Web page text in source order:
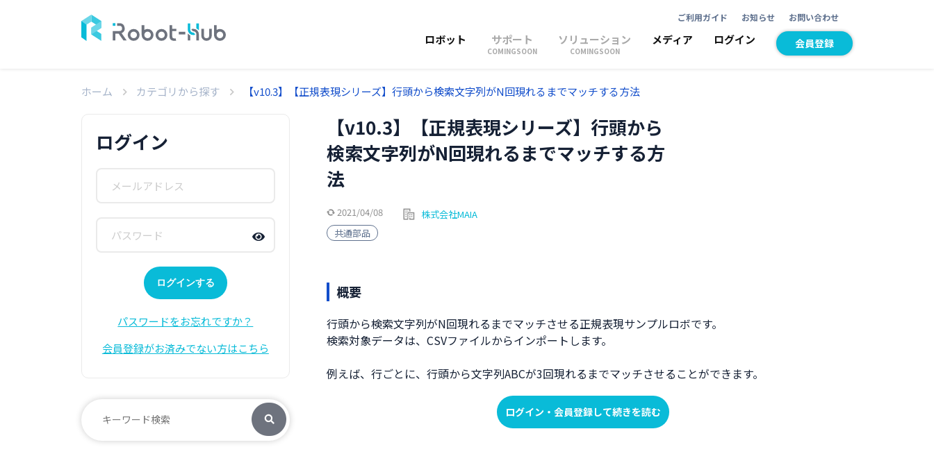
会員登録
ご利用ガイド お知らせ お問い合わせ
ロボット サポート
COMINGSOON
ソリューション
COMINGSOON
メディア ログイン
ホーム カテゴリから探す 【v10.3】【正規表現シリーズ】行頭から検索文字列がN回現れるまでマッチする方法
【v10.3】【正規表現シリーズ】行頭から
検索文字列がN回現れるまでマッチする方
法
2021/04/08
株式会社MAIA
共通部品
概要
行頭から検索文字列がN回現れるまでマッチさせる正規表現サンプルロボです。
検索対象データは、CSVファイルからインポートします。
例えば、行ごとに、行頭から文字列ABCが3回現れるまでマッチさせることができます。
ログイン・会員登録して続きを読む
ログイン
ログインする
パスワードをお忘れですか？
会員登録がお済みでない方はこちら